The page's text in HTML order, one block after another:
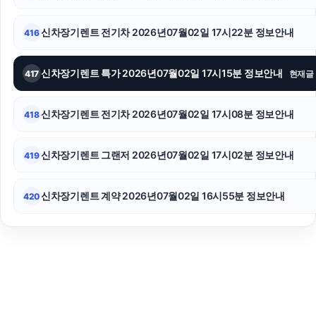
416신차장기렌트 전기차 2026년07월02일 17시22분 정보안내
417 신차장기렌트 특가 2026년07월02일 17시15분 정보안내 현재글
418신차장기렌트 전기차 2026년07월02일 17시08분 정보안내
419신차장기렌트 그랜저 2026년07월02일 17시02분 정보안내
420신차장기렌트 계약 2026년07월02일 16시55분 정보안내